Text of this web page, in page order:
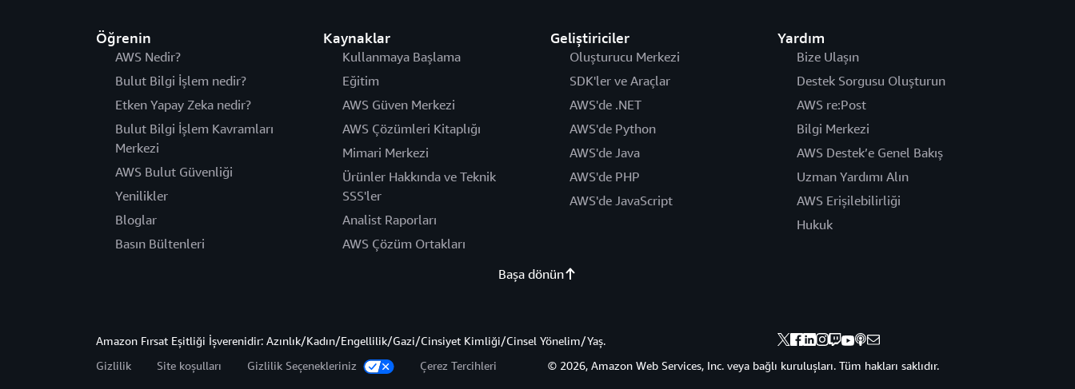
Öğrenin
AWS Nedir?
Bulut Bilgi İşlem nedir?
Etken Yapay Zeka nedir?
Bulut Bilgi İşlem Kavramları
Merkezi
AWS Bulut Güvenliği
Yenilikler
Bloglar
Basın Bültenleri
Kaynaklar
Kullanmaya Başlama
Eğitim
AWS Güven Merkezi
AWS Çözümleri Kitaplığı
Mimari Merkezi
Ürünler Hakkında ve Teknik
SSS'ler
Analist Raporları
AWS Çözüm Ortakları
Geliştiriciler
Oluşturucu Merkezi
SDK'ler ve Araçlar
AWS'de .NET
AWS'de Python
AWS'de Java
AWS'de PHP
AWS'de JavaScript
Yardım
Bize Ulaşın
Destek Sorgusu Oluşturun
AWS re:Post
Bilgi Merkezi
AWS Destek’e Genel Bakış
Uzman Yardımı Alın
AWS Erişilebilirliği
Hukuk
Başa dönün
Amazon Fırsat Eşitliği İşverenidir: Azınlık/Kadın/Engellilik/Gazi/Cinsiyet Kimliği/Cinsel Yönelim/Yaş.
Gizlilik
Site koşulları Gizlilik Seçenekleriniz Çerez Tercihleri © 2026, Amazon Web Services, Inc. veya bağlı kuruluşları. Tüm hakları saklıdır.